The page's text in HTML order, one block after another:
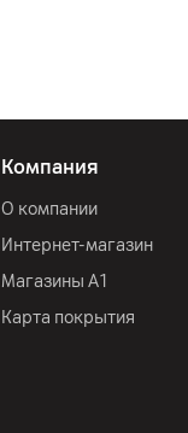
Компания
О компании
Интернет-магазин
Магазины А1
Карта покрытия